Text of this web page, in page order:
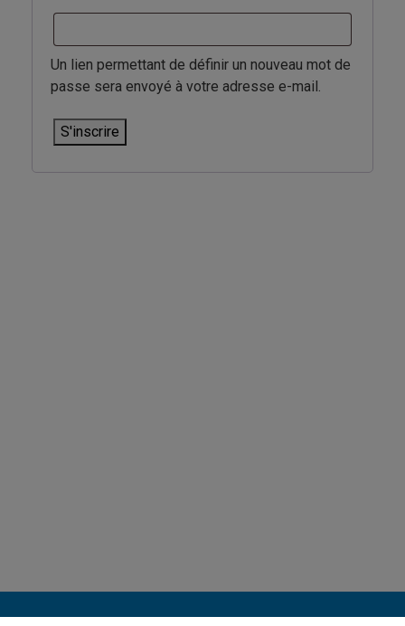
Un lien permettant de définir un nouveau mot de
passe sera envoyé à votre adresse e-mail.
S'inscrire